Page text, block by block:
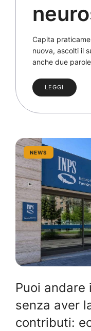
Capita
nuova, ascolti il
anche due
LEGGI
NEWS
Puoi andare
senza aver
contributi: